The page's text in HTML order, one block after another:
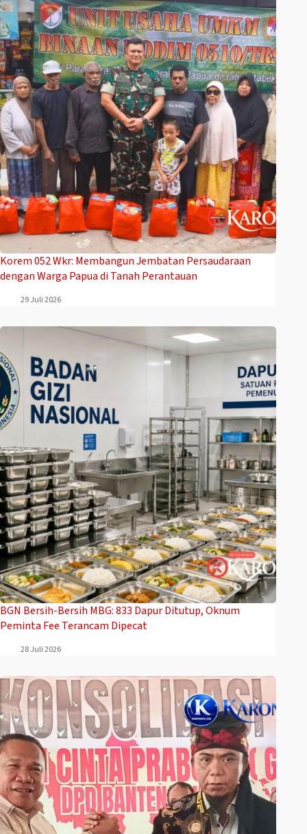
Korem 052 Wkr: Membangun Jembatan Persaudaraan
dengan Warga Papua di Tanah Perantauan
29 Juli 2026
BGN Bersih-Bersih MBG: 833 Dapur Ditutup, Oknum
Peminta Fee Terancam Dipecat
28 Juli 2026